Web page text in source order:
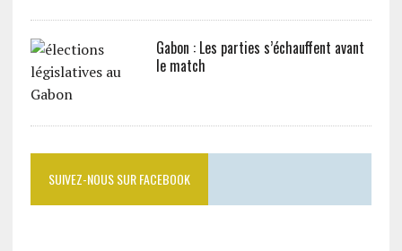
Gabon : Les parties s’échauffent avant
le match
SUIVEZ-NOUS SUR FACEBOOK